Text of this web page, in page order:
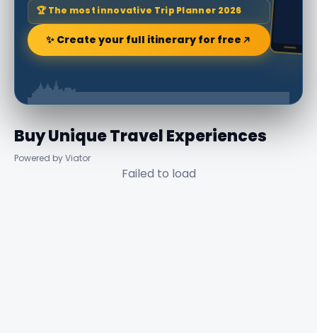
🏆 The most innovative Trip Planner 2026
✨ Create your full itinerary for free
Buy Unique Travel Experiences
Powered by Viator
Failed to load